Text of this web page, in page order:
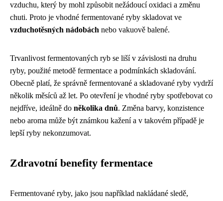
vzduchu, který by mohl způsobit nežádoucí oxidaci a změnu
chuti. Proto je vhodné fermentované ryby skladovat ve
vzduchotěsných nádobách nebo vakuově balené.
Trvanlivost fermentovaných ryb se liší v závislosti na druhu
ryby, použité metodě fermentace a podmínkách skladování.
Obecně platí, že správně fermentované a skladované ryby vydrží
několik měsíců až let. Po otevření je vhodné ryby spotřebovat co
nejdříve, ideálně do několika dnů. Změna barvy, konzistence
nebo aroma může být známkou kažení a v takovém případě je
lepší ryby nekonzumovat.
Zdravotní benefity fermentace
Fermentované ryby, jako jsou například nakládané sledě,